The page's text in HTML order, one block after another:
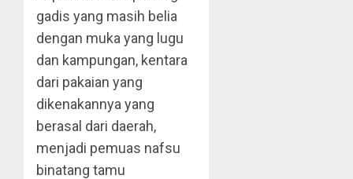
gadis yang masih belia
dengan muka yang lugu
dan kampungan, kentara
dari pakaian yang
dikenakannya yang
berasal dari daerah,
menjadi pemuas nafsu
binatang tamu